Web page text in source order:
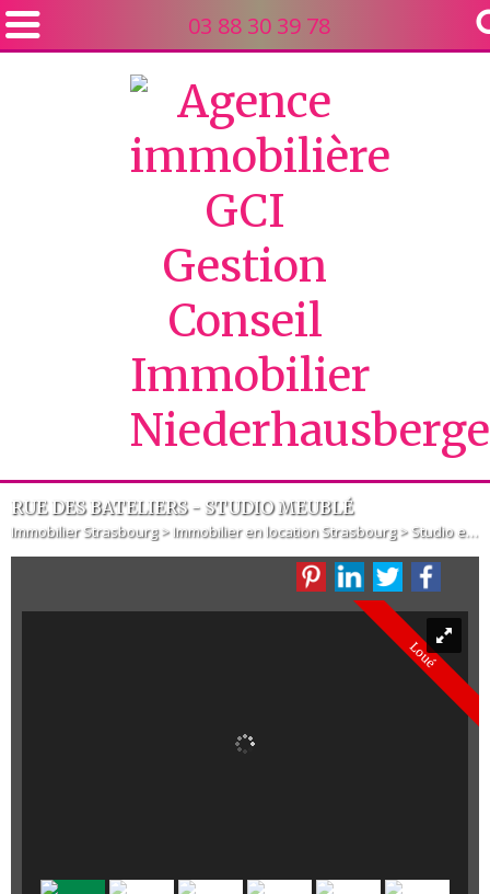
03 88 30 39 78
RUE DES BATELIERS - STUDIO MEUBLÉ
Immobilier Strasbourg > Immobilier en location Strasbourg >Studio en location Strasbourg
Loué